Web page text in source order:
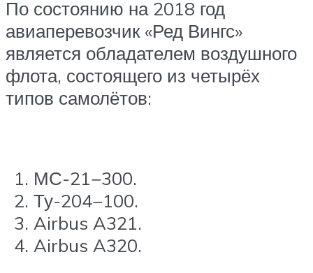
По состоянию на 2018 год
авиаперевозчик «Ред Вингс»
является обладателем воздушного
флота, состоящего из четырёх
типов самолётов:
МС-21−300.
Ту-204−100.
Airbus A321.
Airbus A320.